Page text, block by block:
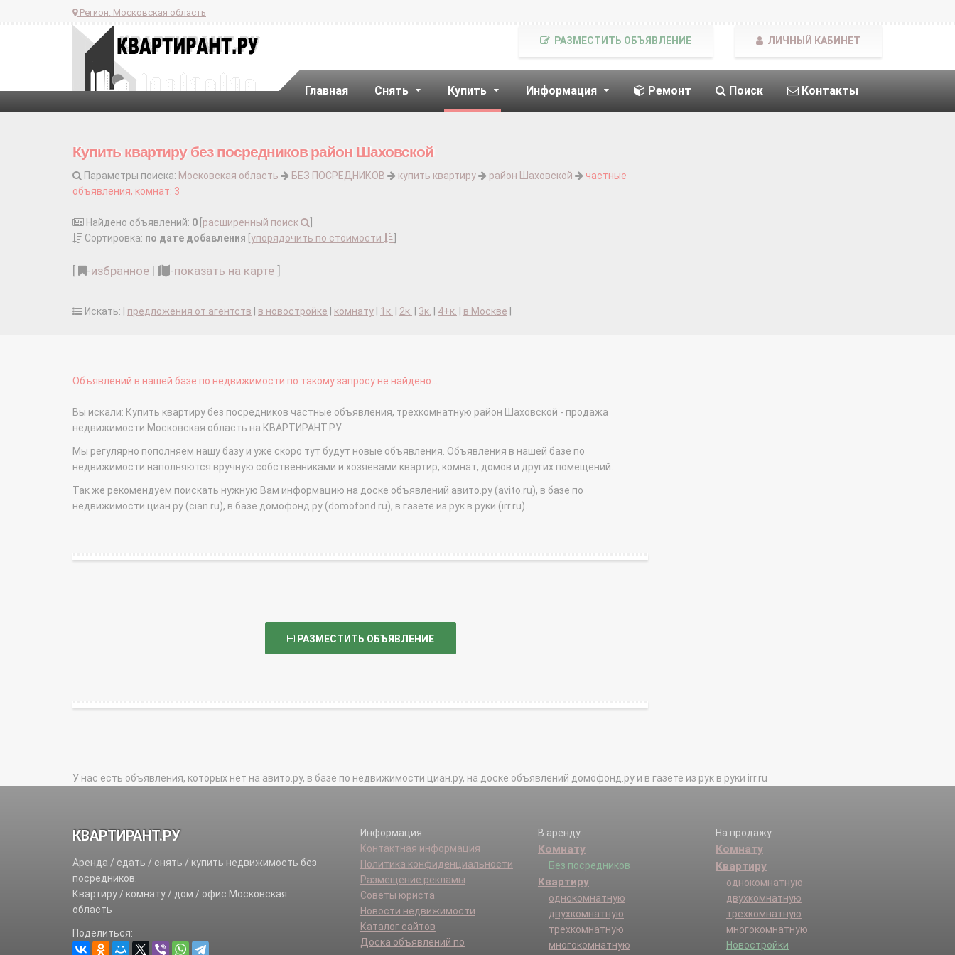
Регион: Московская область
Главная Снять Купить Информация Ремонт Поиск Контакты
РАЗМЕСТИТЬ ОБЪЯВЛЕНИЕ ЛИЧНЫЙ КАБИНЕТ
Купить квартиру без посредников район Шаховской
Параметры поиска: Московская область БЕЗ ПОСРЕДНИКОВ купить квартиру район Шаховской
частные
объявления, комнат: 3
Найдено объявлений: 0 расширенный поиск
Сортировка: по дате добавления упорядочить по стоимости
-избранное | -показать на карте
Искать: | предложения от агентств в новостройке комнату 1к. 2к. 3к. 4+к. в Москве
Объявлений в нашей базе по недвижимости по такому запросу не найдено...
Вы искали: Купить квартиру без посредников частные объявления, трехкомнатную район Шаховской - продажа
недвижимости Московская область на КВАРТИРАНТ.РУ
Мы регулярно пополняем нашу базу и уже скоро тут будут новые объявления. Объявления в нашей базе по
недвижимости наполняются вручную собственниками и хозяевами квартир, комнат, домов и других помещений.
Так же рекомендуем поискать нужную Вам информацию на доске объявлений авито.ру (avito.ru), в базе по
недвижимости циан.ру (cian.ru), в базе домофонд.ру (domofond.ru), в газете из рук в руки (irr.ru).
РАЗМЕСТИТЬ ОБЪЯВЛЕНИЕ
У нас есть объявления, которых нет на авито.ру, в базе по недвижимости циан.ру, на доске объявлений домофонд.ру и в газете из рук в руки irr.ru
КВАРТИРАНТ.РУ
Аренда / сдать / снять / купить недвижимость без
посредников.
Квартиру / комнату / дом / офис Московская
область
Поделиться:
Информация:
Контактная информация
Политика конфиденциальности
Размещение рекламы
Советы юриста
Новости недвижимости
Каталог сайтов
Доска объявлений по
В аренду:
Комнату
Без посредников
Квартиру
однокомнатную
двухкомнатную
трехкомнатную
многокомнатную
На продажу:
Комнату
Квартиру
однокомнатную
двухкомнатную
трехкомнатную
многокомнатную
Новостройки